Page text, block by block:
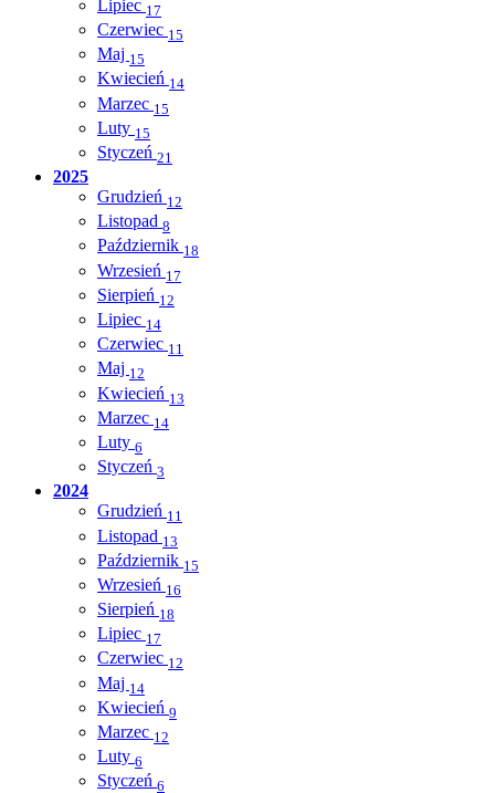
Lipiec 17
Czerwiec 15
Maj 15
Kwiecień 14
Marzec 15
Luty 15
Styczeń 21
2025
Grudzień 12
Listopad 8
Październik 18
Wrzesień 17
Sierpień 12
Lipiec 14
Czerwiec 11
Maj 12
Kwiecień 13
Marzec 14
Luty 6
Styczeń 3
2024
Grudzień 11
Listopad 13
Październik 15
Wrzesień 16
Sierpień 18
Lipiec 17
Czerwiec 12
Maj 14
Kwiecień 9
Marzec 12
Luty 6
Styczeń 6